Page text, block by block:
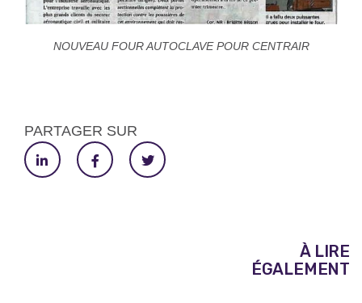
NOUVEAU FOUR AUTOCLAVE POUR CENTRAIR
PARTAGER SUR
À LIRE
ÉGALEMENT